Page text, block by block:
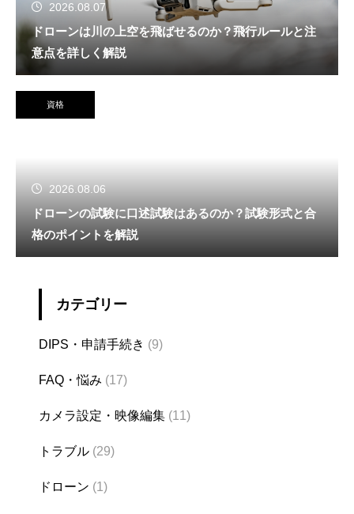
2026.08.07
ドローンは川の上空を飛ばせるのか？飛行ルールと注
意点を詳しく解説
資格
2026.08.06
ドローンの試験に口述試験はあるのか？試験形式と合
格のポイントを解説
カテゴリー
DIPS・申請手続き (9)
FAQ・悩み (17)
カメラ設定・映像編集 (11)
トラブル (29)
ドローン (1)